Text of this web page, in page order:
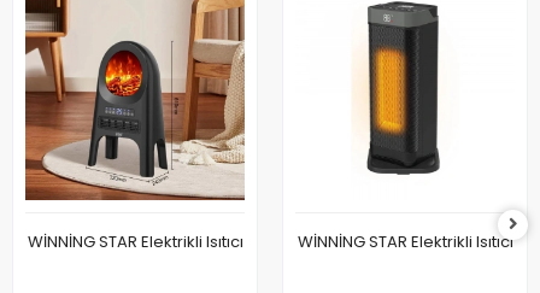
WİNNİNG STAR Elektrikli Isıtıcı WİNNİNG STAR Elektrikli Isıtıcı